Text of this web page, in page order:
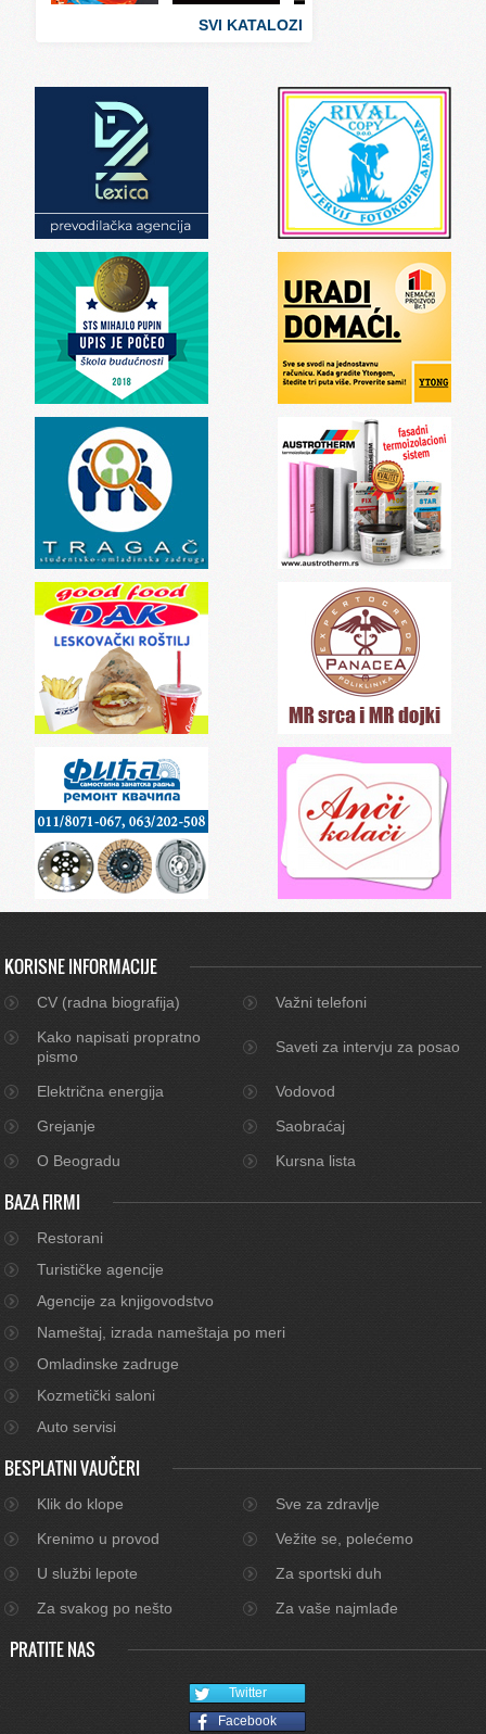
Svet zdravlja
SVI KATALOZI
KORISNE INFORMACIJE
CV (radna biografija)
Važni telefoni
Kako napisati propratno
pismo
Saveti za intervju za posao
Električna energija
Vodovod
Grejanje
Saobraćaj
O Beogradu
Kursna lista
BAZA FIRMI
Restorani
Turističke agencije
Agencije za knjigovodstvo
Nameštaj, izrada nameštaja po meri
Omladinske zadruge
Kozmetički saloni
Auto servisi
BESPLATNI VAUČERI
Klik do klope
Sve za zdravlje
Krenimo u provod
Vežite se, polećemo
U službi lepote
Za sportski duh
Za svakog po nešto
Za vaše najmlađe
PRATITE NAS
Twitter
Facebook